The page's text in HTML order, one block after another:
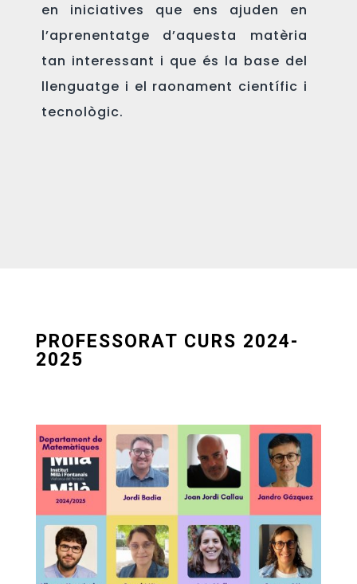
en iniciatives que ens ajuden en
l’aprenentatge d’aquesta matèria
tan interessant i que és la base del
llenguatge i el raonament científic i
tecnològic.
PROFESSORAT CURS 2024-
2025